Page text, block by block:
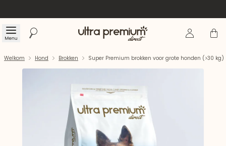
Menu Zoeken Welkom Inloggen
Welkom Hond Brokken Super Premium brokken voor grote honden (>30 kg)